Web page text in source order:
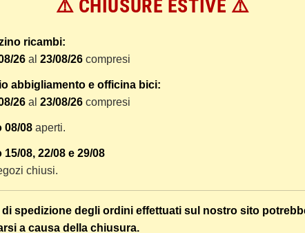
ricevimento del pagamento e vengono spediti tramite BRT
il vostro pacco online.
e imballaggio e le spese postali. I costi di gestione
di raggruppare i vostri articoli in un unico ordine. Non
saranno addebitate per ognuno di essi. Il vostro pacco
e i vostri articoli son ben protetti.
⚠️ CHIUSURE ESTIVE ⚠️
ricambi:
26 al 23/08/26 compresi
abbigliamento e officina bici:
26 al 23/08/26 compresi
08/08 aperti.
15/08, 22/08 e 29/08
chiusi.
di spedizione degli ordini effettuati sul nostro sito
a causa della chiusura.